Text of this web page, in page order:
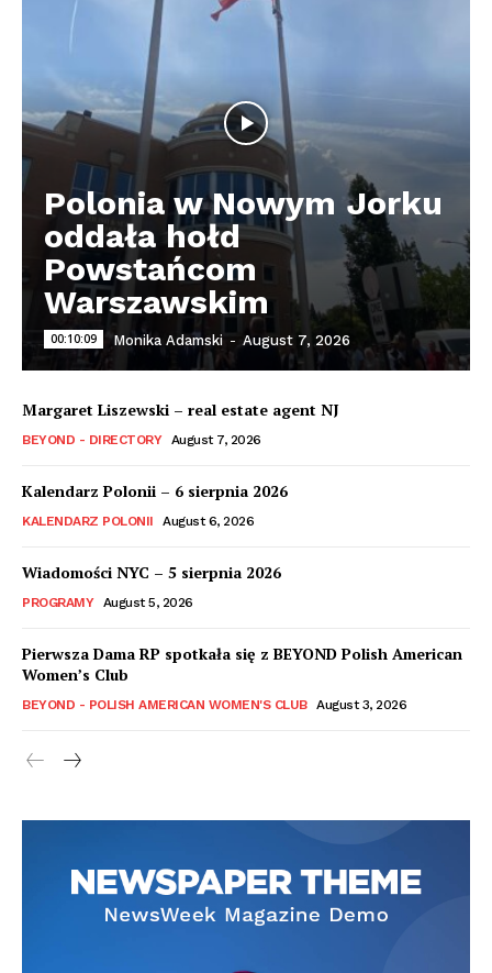
Polonia w Nowym Jorku
oddała hołd
Powstańcom
Warszawskim
00:10:09 Monika Adamski - August 7, 2026
Margaret Liszewski – real estate agent NJ
BEYOND - DIRECTORY August 7, 2026
Kalendarz Polonii – 6 sierpnia 2026
KALENDARZ POLONII August 6, 2026
Wiadomości NYC – 5 sierpnia 2026
PROGRAMY August 5, 2026
Pierwsza Dama RP spotkała się z BEYOND Polish American
Women’s Club
BEYOND - POLISH AMERICAN WOMEN'S CLUB August 3, 2026